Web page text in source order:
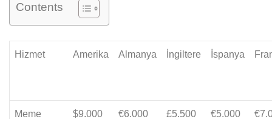
Contents
Hizmet Amerika Almanya İngiltere İspanya
Meme
$9.000 €6.000 £5.500 €5.000